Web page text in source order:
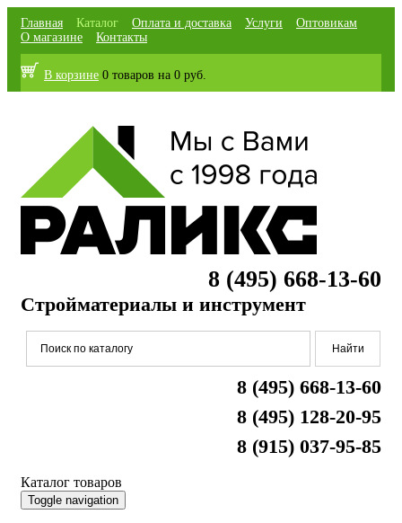
Главная Каталог Оплата и доставка Услуги
Оптовикам
О магазине
Контакты
В корзине 0 товаров на 0 руб.
8 (495) 668-13-60
Стройматериалы и инструмент
8 (495) 668-13-60
8 (495) 128-20-95
8 (915) 037-95-85
Каталог товаров
Toggle navigation